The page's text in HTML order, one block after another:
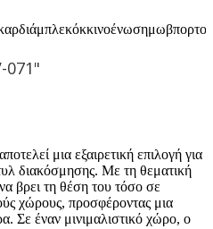
μπλεκόκκινοένωσημωβ
071"
μια εξαιρετική επιλογή για
διακόσμησης. Με τη θεματική
βρει τη θέση του τόσο σε
χώρους, προσφέροντας μια
Σε έναν μινιμαλιστικό χώρο, ο